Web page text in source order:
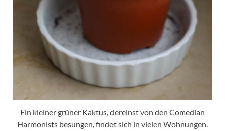
Ein kleiner grüner Kaktus, dereinst von den Comedian
Harmonists besungen, findet sich in vielen Wohnungen.